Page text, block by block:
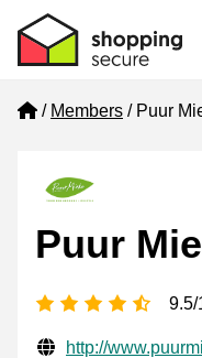
Home
Members Puur
Puur
4.59.5/
Verified contact
Website URL
http://